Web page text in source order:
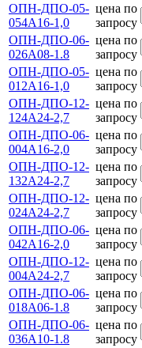
ОПН-ДПО-05-
054А16-1,0
цена по
запросу
ОПН-ДПО-06-
026А08-1.8
цена по
запросу
ОПН-ДПО-05-
012А16-1,0
цена по
запросу
ОПН-ДПО-12-
124А24-2,7
цена по
запросу
ОПН-ДПО-06-
004А16-2,0
цена по
запросу
ОПН-ДПО-12-
132А24-2,7
цена по
запросу
ОПН-ДПО-12-
024А24-2,7
цена по
запросу
ОПН-ДПО-06-
042А16-2,0
цена по
запросу
ОПН-ДПО-12-
004А24-2,7
цена по
запросу
ОПН-ДПО-06-
018А06-1.8
цена по
запросу
ОПН-ДПО-06-
036А10-1.8
цена по
запросу